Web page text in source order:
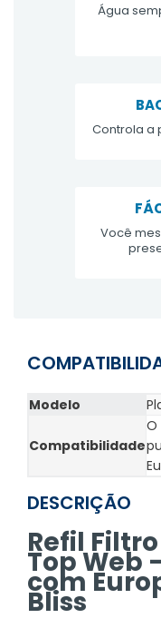
Água
Controla a
Você
Modelo
Compatibilidade
O
DESCRIÇÃO
Refil
Top Web
com
Bliss